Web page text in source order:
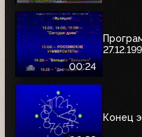
00:24
Конец